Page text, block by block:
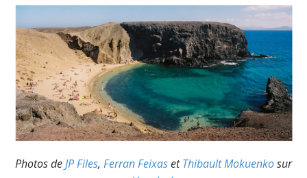
Photos deJP Files, Ferran FeixasetThibault Mokuenkosur